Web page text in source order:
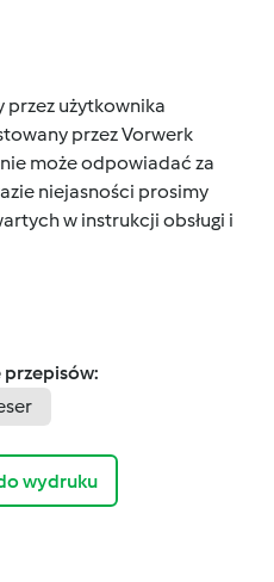
przez użytkownika
przez Vorwerk
może odpowiadać za
niejasności prosimy
w instrukcji obsługi i
przepisów:
wydruku